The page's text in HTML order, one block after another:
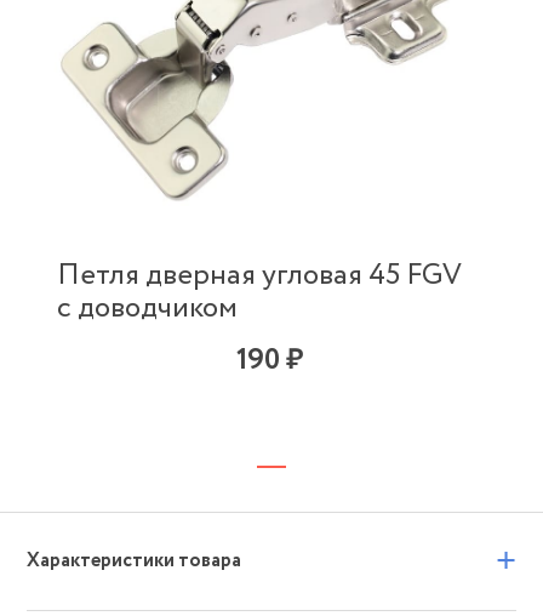
Петля дверная угловая 45 FGV
с доводчиком
190 ₽
Характеристики товара +